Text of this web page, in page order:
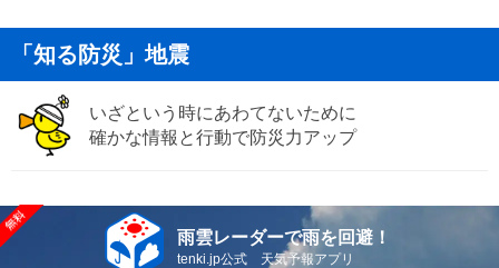
「知る防災」地震
いざという時にあわてないために
確かな情報と行動で防災力アップ
雨雲レーダーで雨を回避！
tenki.jp公式 天気予報アプリ